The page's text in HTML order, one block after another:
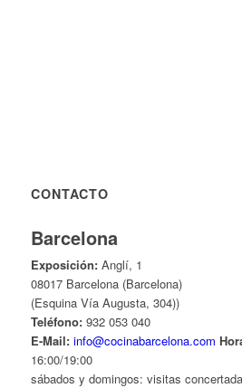
CONTACTO
Barcelona
Exposición:Anglí, 1
08017 Barcelona (Barcelona)
(Esquina Vía Augusta, 304))
Teléfono:932 053 040
E-Mail: info@cocinabarcelona.com
16:00/19:00
sábados y domingos: visitas